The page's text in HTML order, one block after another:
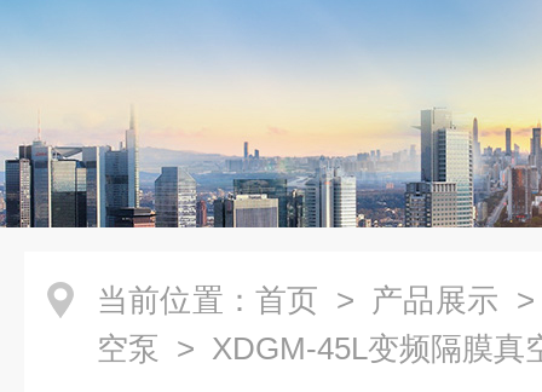
当前位置： 首页 > 产品展示
空泵 > XDGM-45L变频隔膜真